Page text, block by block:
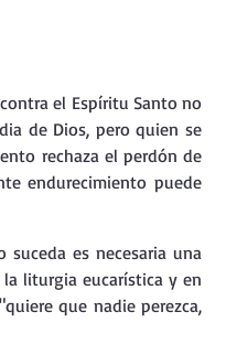
el Espíritu Santo no
de Dios, pero quien se
rechaza el perdón de
endurecimiento puede
suceda es necesaria una
liturgia eucarística y en
que nadie perezca,